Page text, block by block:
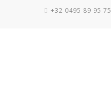
+32 0495 89 95 75